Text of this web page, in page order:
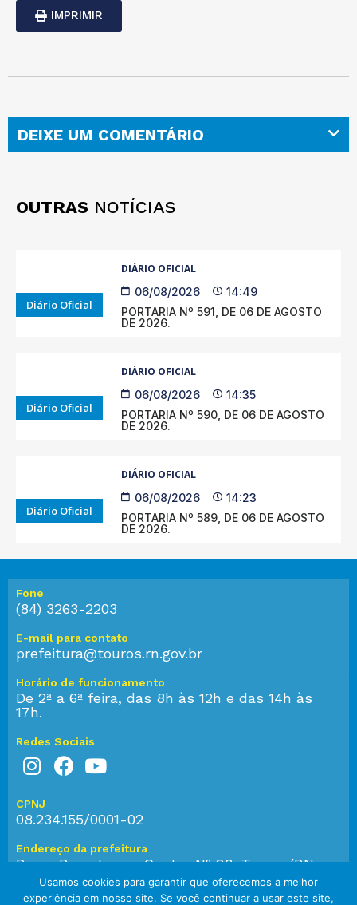
IMPRIMIR
DEIXE UM COMENTÁRIO
OUTRAS NOTÍCIAS
Diário Oficial
DIÁRIO OFICIAL
06/08/2026
14:49
PORTARIA Nº 591, DE 06 DE AGOSTO
DE 2026.
Diário Oficial
DIÁRIO OFICIAL
06/08/2026
14:35
PORTARIA Nº 590, DE 06 DE AGOSTO
DE 2026.
Diário Oficial
DIÁRIO OFICIAL
06/08/2026
14:23
PORTARIA Nº 589, DE 06 DE AGOSTO
DE 2026.
Fone
(84) 3263-2203
E-mail para contato
prefeitura@touros.rn.gov.br
Horário de funcionamento
De 2ª a 6ª feira, das 8h às 12h e das 14h às
17h.
Redes Sociais
CPNJ
08.234.155/0001-02
Endereço da prefeitura
Praça Bom Jesus, Centro Nº 28, Touros/RN,
CEP: 59.584-000
Usamos cookies para garantir que oferecemos a melhor
experiência em nosso site. Se você continuar a usar este site,